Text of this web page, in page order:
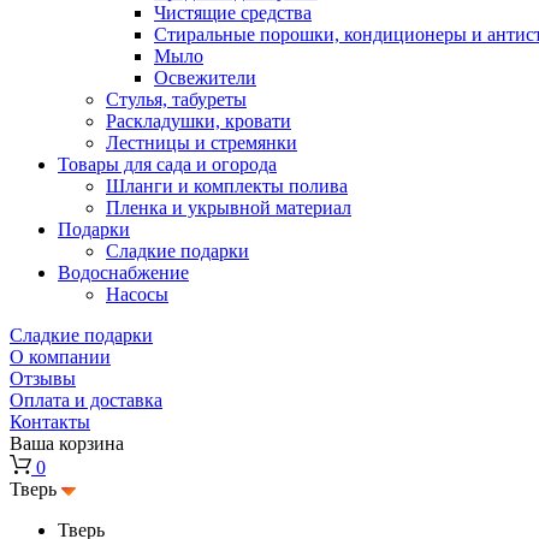
Чистящие средства
Стиральные порошки, кондиционеры и
Мыло
Освежители
Стулья, табуреты
Раскладушки, кровати
Лестницы и стремянки
Товары для сада и огорода
Шланги и комплекты полива
Пленка и укрывной материал
Подарки
Cладкие подарки
Водоснабжение
Насосы
Сладкие подарки
О компании
Отзывы
Оплата и доставка
Контакты
Ваша корзина
0
Тверь
Тверь